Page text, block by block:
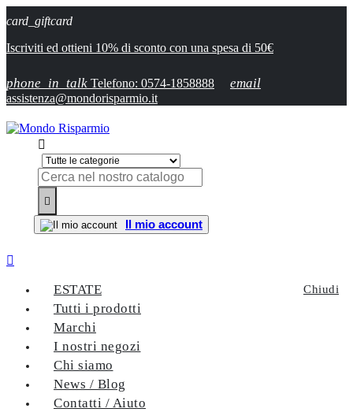
card_giftcard
Iscriviti ed ottieni 10% di sconto con una spesa di 50€
phone_in_talk Telefono: 0574-1858888 email
assistenza@mondorisparmio.it


Il mio account

Chiudi
ESTATE
Tutti i prodotti
Marchi
I nostri negozi
Chi siamo
News / Blog
Contatti / Aiuto